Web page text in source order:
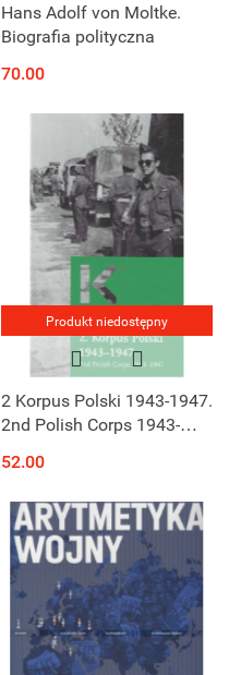
Hans Adolf von Moltke.
Biografia polityczna
70.00
Produkt niedostępny
2 Korpus Polski 1943-1947.
2nd Polish Corps 1943-
52.00